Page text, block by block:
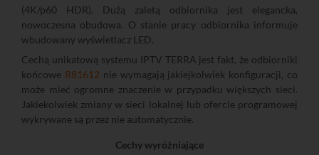
(4K/p60 HDR). Dużą zaletą odbiornika jest elegancka,
nowoczesna obudowa. O stanie pracy odbiornika informuje
wbudowany wyświetlacz LED.
Cechą unikatową systemu IPTV TERRA jest fakt, że odbiorniki
końcowe R81612 nie wymagają jakiejkolwiek konfiguracji, co
może mieć ogromne znaczenie w przypadku większych sieci.
Jakiekolwiek zmiany w sieci lokalnej lub ofercie programowej
wykrywane są przez nie automatycznie.
Cechy wyróżniające